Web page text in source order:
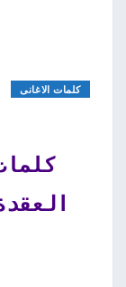
كلمات الاغانى
العقدة